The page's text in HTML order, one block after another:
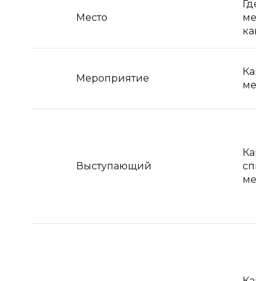
Место
Мероприятие
Выступающий